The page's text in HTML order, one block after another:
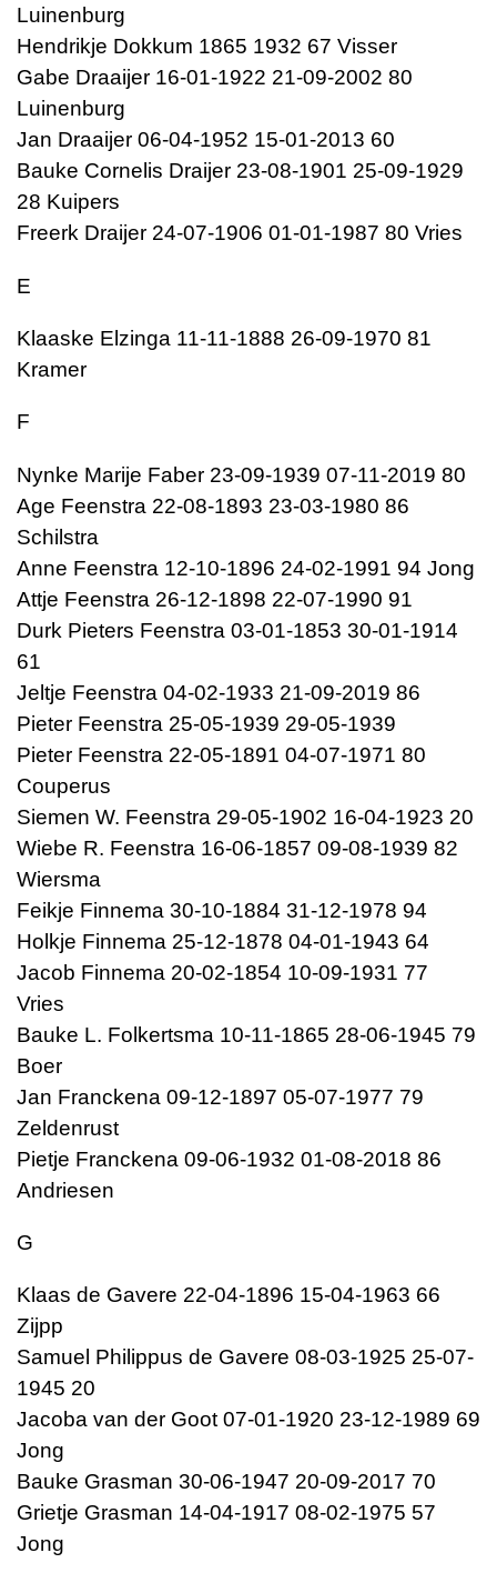
Luinenburg
Hendrikje Dokkum 1865 1932 67 Visser
Gabe Draaijer 16-01-1922 21-09-2002 80
Luinenburg
Jan Draaijer 06-04-1952 15-01-2013 60
Bauke Cornelis Draijer 23-08-1901 25-09-1929
28 Kuipers
Freerk Draijer 24-07-1906 01-01-1987 80 Vries
E
Klaaske Elzinga 11-11-1888 26-09-1970 81
Kramer
F
Nynke Marije Faber 23-09-1939 07-11-2019 80
Age Feenstra 22-08-1893 23-03-1980 86
Schilstra
Anne Feenstra 12-10-1896 24-02-1991 94 Jong
Attje Feenstra 26-12-1898 22-07-1990 91
Durk Pieters Feenstra 03-01-1853 30-01-1914
61
Jeltje Feenstra 04-02-1933 21-09-2019 86
Pieter Feenstra 25-05-1939 29-05-1939
Pieter Feenstra 22-05-1891 04-07-1971 80
Couperus
Siemen W. Feenstra 29-05-1902 16-04-1923 20
Wiebe R. Feenstra 16-06-1857 09-08-1939 82
Wiersma
Feikje Finnema 30-10-1884 31-12-1978 94
Holkje Finnema 25-12-1878 04-01-1943 64
Jacob Finnema 20-02-1854 10-09-1931 77
Vries
Bauke L. Folkertsma 10-11-1865 28-06-1945 79
Boer
Jan Franckena 09-12-1897 05-07-1977 79
Zeldenrust
Pietje Franckena 09-06-1932 01-08-2018 86
Andriesen
G
Klaas de Gavere 22-04-1896 15-04-1963 66
Zijpp
Samuel Philippus de Gavere 08-03-1925 25-07-
1945 20
Jacoba van der Goot 07-01-1920 23-12-1989 69
Jong
Bauke Grasman 30-06-1947 20-09-2017 70
Grietje Grasman 14-04-1917 08-02-1975 57
Jong